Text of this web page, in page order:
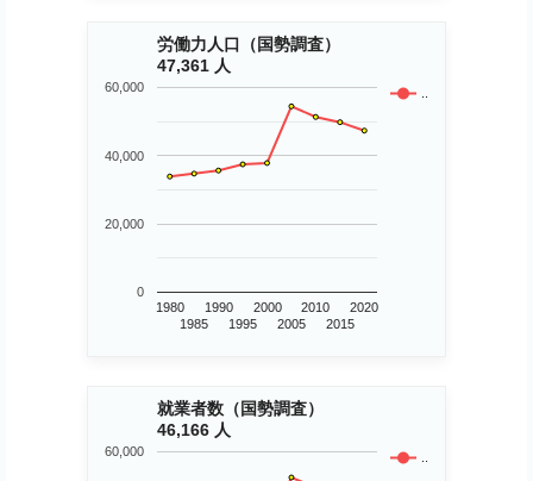
労働力人口（国勢調査）
47,361 人
..
1980
1985
1990
1995
2000
2005
2010
2015
2020
0
20,000
40,000
60,000
就業者数（国勢調査）
46,166 人
..
60,000